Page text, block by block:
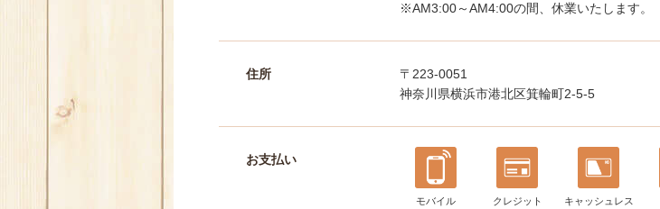
※AM3:00～AM4:00の間、休業いたします。
住所
〒223-0051
神奈川県横浜市港北区箕輪町2-5-5
お支払い
モバイル
クレジット
キャッシュレス